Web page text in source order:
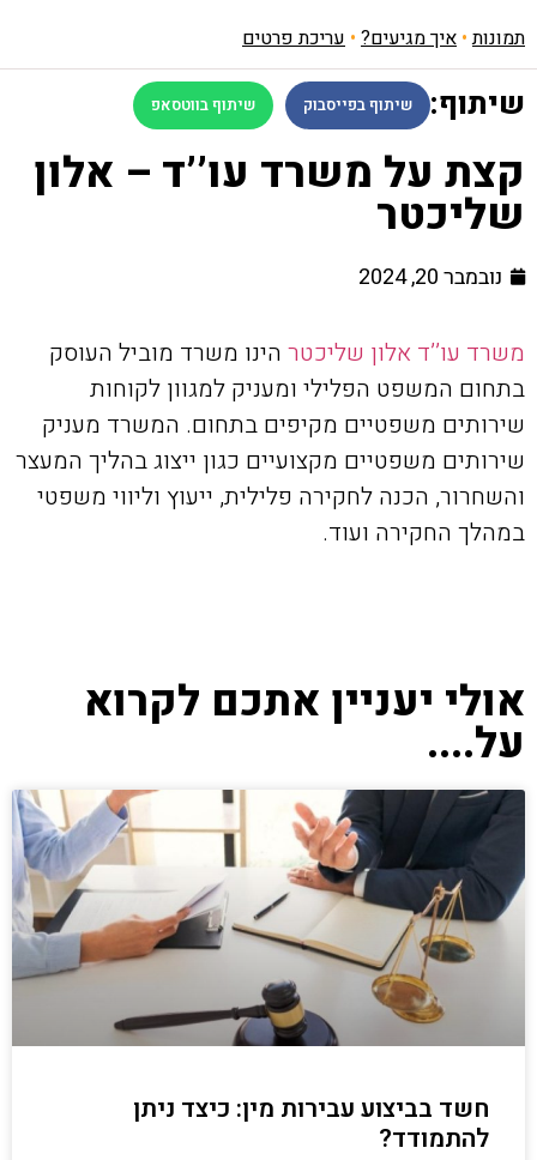
תמונות• איך מגיעים? • עריכת פרטים
שיתוף: שיתוף בפייסבוק שיתוף בווטסאפ
קצת על משרד עו’’ד – אלון
שליכטר
נובמבר 20, 2024
משרד עו’’ד אלון שליכטר הינו משרד מוביל העוסק
בתחום המשפט הפלילי ומעניק למגוון לקוחות
שירותים משפטיים מקיפים בתחום. המשרד מעניק
שירותים משפטיים מקצועיים כגון ייצוג בהליך המעצר
והשחרור, הכנה לחקירה פלילית, ייעוץ וליווי משפטי
במהלך החקירה ועוד.
אולי יעניין אתכם לקרוא
על....
חשד בביצוע עבירות מין: כיצד ניתן
להתמודד?